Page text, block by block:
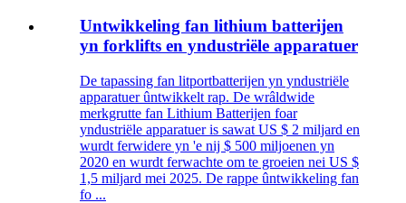
Untwikkeling fan lithium batterijen
yn forklifts en yndustriële apparatuer
De tapassing fan litportbatterijen yn yndustriële
apparatuer ûntwikkelt rap. De wrâldwide
merkgrutte fan Lithium Batterijen foar
yndustriële apparatuer is sawat US $ 2 miljard en
wurdt ferwidere yn 'e nij $ 500 miljoenen yn
2020 en wurdt ferwachte om te groeien nei US $
1,5 miljard mei 2025. De rappe ûntwikkeling fan
fo ...